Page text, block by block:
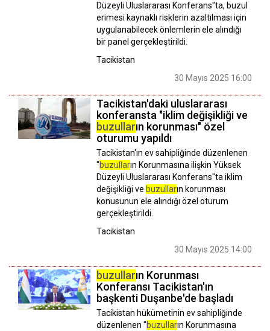
Düzeyli Uluslararası Konferans"ta, buzul
erimesi kaynaklı risklerin azaltılması için
uygulanabilecek önlemlerin ele alındığı
bir panel gerçekleştirildi.
Tacikistan
30 Mayıs 2025 16:00
Tacikistan'daki uluslararası
konferansta "iklim değişikliği ve
buzulların korunması" özel
oturumu yapıldı
Tacikistan'ın ev sahipliğinde düzenlenen
"buzulların Korunmasına ilişkin Yüksek
Düzeyli Uluslararası Konferans"ta iklim
değişikliği ve buzulların korunması
konusunun ele alındığı özel oturum
gerçekleştirildi.
Tacikistan
30 Mayıs 2025 14:00
buzulların Korunması
Konferansı Tacikistan'ın
başkenti Duşanbe'de başladı
Tacikistan hükümetinin ev sahipliğinde
düzenlenen "buzulların Korunmasına